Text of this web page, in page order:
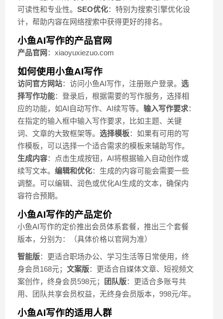
可读性和专业性。 SEO优化：特别为搜索引擎优化设
计，帮助内容在网络搜索中获得更好的排名。
小鱼AI写作的产品官网
产品官网 ：xiaoyuxiezuo.com
如何使用小鱼AI写作
访问官方网站：访问小鱼AI写作，注册账户登录。 选
择写作功能：登录后，根据需要的写作服务，选择相
应的功能，如AI自动写作、AI续写等。 输入写作要求：
在指定的输入框中输入写作要求，比如主题、关键
词、文章的大致框架等。 选择模板：如果有可用的写
作模板，可以选择一个适合需求的模板来辅助写作。
生成内容：点击生成按钮，AI将根据输入自动创作或
续写文本。 编辑和优化：生成的内容可能会需要一些
调整。可以编辑、润色或优化AI生成的文本，确保内
容符合预期。
小鱼AI写作的产品定价
小鱼AI写作的定价推出会员体系套餐，推出三个套餐
版本，分别为：（具体价格以官网为准）
智能版：更适合职场办公、学习生活等日常使用，终
身会员168元； 文案版：更适合自媒体文章、短视频文
案创作，终身会员598元；
团队版：更适合多账号共
用、团队共享会员权益，无终身会员版本，998元/年。
小鱼AI写作的适用人群